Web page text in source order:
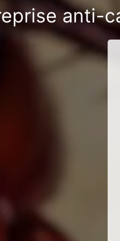
anti-